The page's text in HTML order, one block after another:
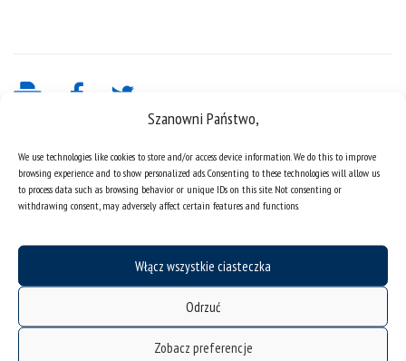
Szanowni Państwo,
We use technologies like cookies to store and/or access device information. We do this to improve
browsing experience and to show personalized ads. Consenting to these technologies will allow us
to process data such as browsing behavior or unique IDs on this site. Not consenting or
withdrawing consent, may adversely affect certain features and functions.
Włącz wszystkie ciasteczka
Odrzuć
Zobacz preferencje
mapa strony
organizacja roku akademickiego